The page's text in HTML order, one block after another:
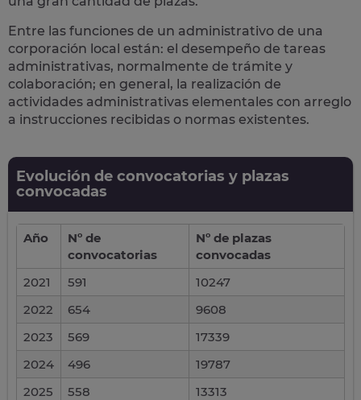
Entre las funciones de un administrativo de una
corporación local están: el desempeño de tareas
administrativas, normalmente de trámite y
colaboración; en general, la realización de
actividades administrativas elementales con arreglo
a instrucciones recibidas o normas existentes.
Evolución de convocatorias y plazas
convocadas
Año
Nº de
convocatorias
Nº de plazas
convocadas
2021
591
10247
2022
654
9608
2023
569
17339
2024
496
19787
2025
558
13313